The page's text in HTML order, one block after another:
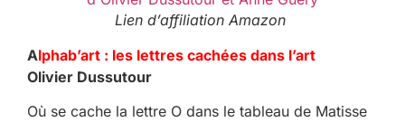
Lien d’affiliation Amazon
Alphab’art : les lettres cachées dans l’art
Olivier Dussutour
Où se cache la lettre O dans le tableau de Matisse